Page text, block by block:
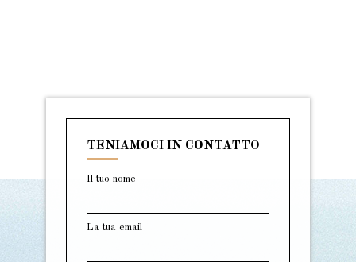
TENIAMOCI IN CONTATTO
Il tuo nome
La tua email